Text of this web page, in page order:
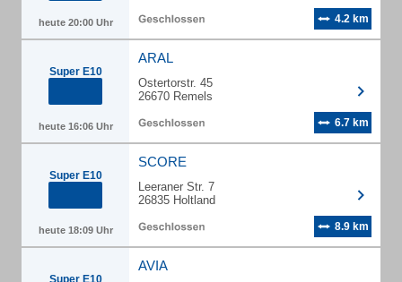
heute 20:00 Uhr 4.2 km
Super E10
heute 16:06 Uhr
ARAL
Ostertorstr. 45
26670 Remels
6.7 km
Super E10
heute 18:09 Uhr
SCORE
Leeraner Str. 7
26835 Holtland
8.9 km
Super E10
AVIA